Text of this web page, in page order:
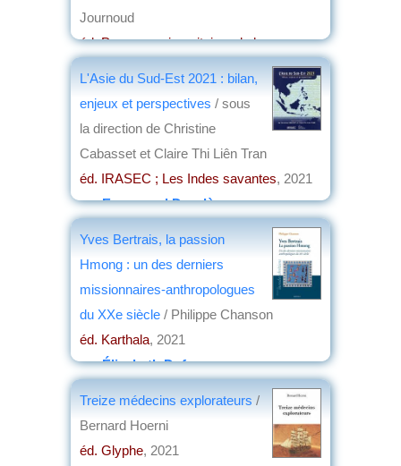
Journoud
éd. Presses universitaires de la
L'Asie du Sud-Est 2021 : bilan,
enjeux et perspectives / sous
la direction de Christine
Cabasset et Claire Thi Liên Tran
éd. IRASEC ; Les Indes savantes, 2021
parEmmanuel Desclèves
Yves Bertrais, la passion
Hmong : un des derniers
missionnaires-anthropologues
du XXe siècle / Philippe Chanson
éd. Karthala, 2021
parÉlisabeth Dufourcq
Treize médecins explorateurs /
Bernard Hoerni
éd. Glyphe, 2021